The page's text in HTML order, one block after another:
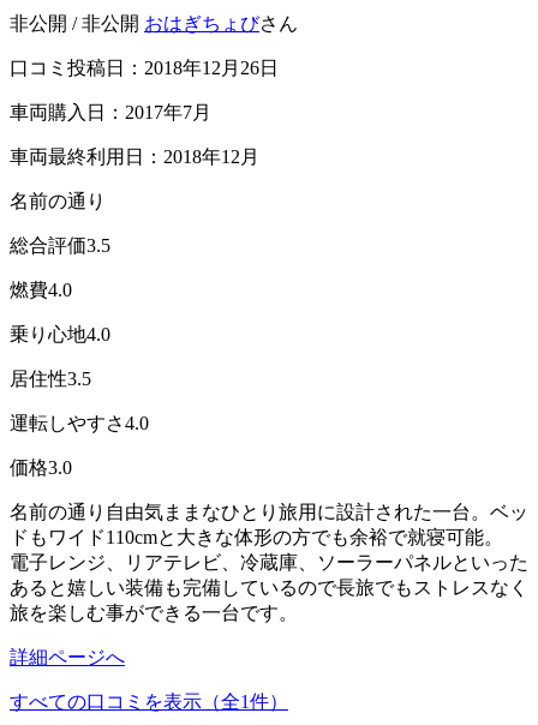
非公開 / 非公開 おはぎちょびさん
口コミ投稿日：2018年12月26日
車両購入日：2017年7月
車両最終利用日：2018年12月
名前の通り
総合評価3.5
燃費4.0
乗り心地4.0
居住性3.5
運転しやすさ4.0
価格3.0
名前の通り自由気ままなひとり旅用に設計された一台。ベッ
ドもワイド110cmと大きな体形の方でも余裕で就寝可能。
電子レンジ、リアテレビ、冷蔵庫、ソーラーパネルといった
あると嬉しい装備も完備しているので長旅でもストレスなく
旅を楽しむ事ができる一台です。
詳細ページへ
すべての口コミを表示（全1件）